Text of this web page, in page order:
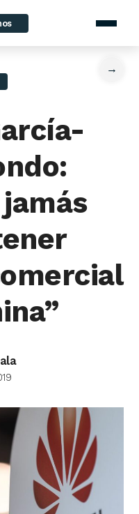
“España jamás podrá tener
→